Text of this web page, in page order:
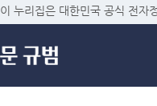
이 누리집은 대한민국 공식 전자